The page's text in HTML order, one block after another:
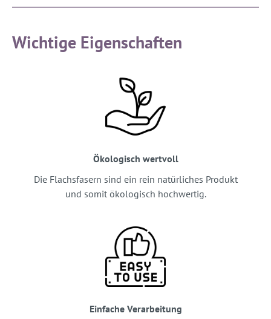
Wichtige Eigenschaften
Ökologisch wertvoll
Die Flachsfasern sind ein rein natürliches Produkt
und somit ökologisch hochwertig.
Einfache Verarbeitung